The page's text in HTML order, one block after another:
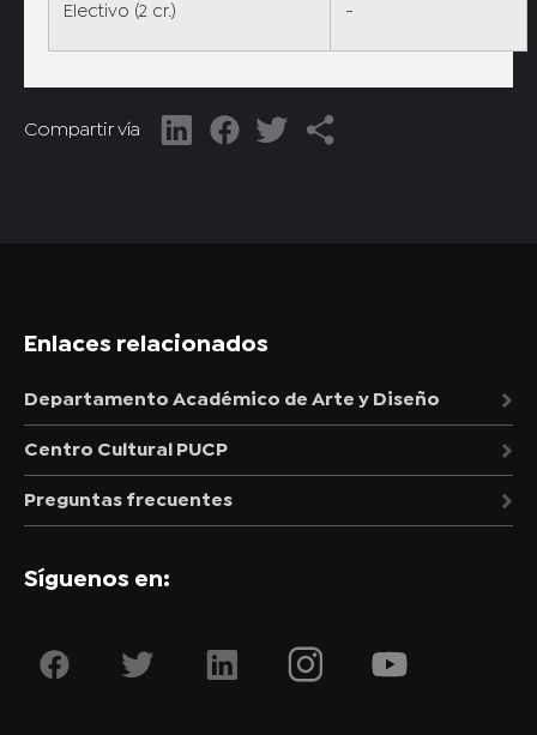
Electivo (2 cr.) -
Compartir vía
Enlaces relacionados
Departamento Académico de Arte y Diseño
Centro Cultural PUCP
Preguntas frecuentes
Síguenos en: